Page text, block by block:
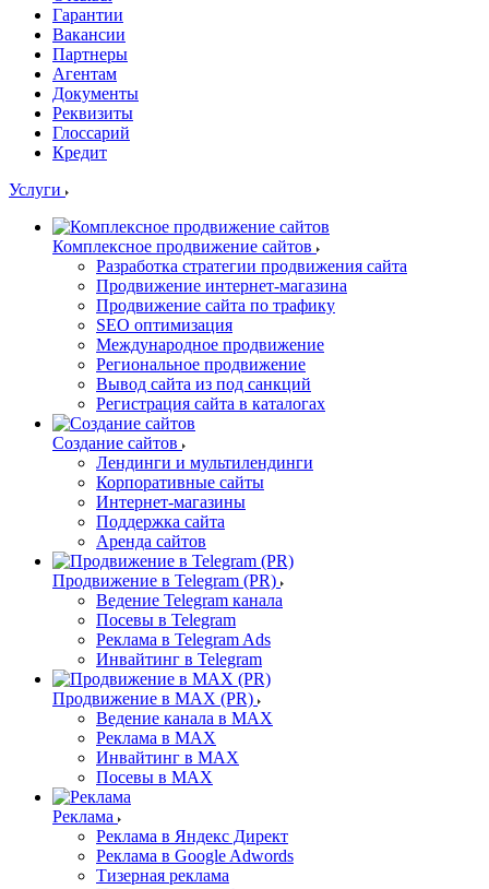
Гарантии
Вакансии
Партнеры
Агентам
Документы
Реквизиты
Глоссарий
Кредит
Услуги
Комплексное продвижение сайтов
Разработка стратегии продвижения сайта
Продвижение интернет-магазина
Продвижение сайта по трафику
SEO оптимизация
Международное продвижение
Региональное продвижение
Вывод сайта из под санкций
Регистрация сайта в каталогах
Создание сайтов
Лендинги и мультилендинги
Корпоративные сайты
Интернет-магазины
Поддержка сайта
Аренда сайтов
Продвижение в Telegram (PR)
Ведение Telegram канала
Посевы в Telegram
Реклама в Telegram Ads
Инвайтинг в Telegram
Продвижение в MAX (PR)
Ведение канала в MAX
Реклама в MAX
Инвайтинг в MAX
Посевы в MAX
Реклама
Реклама в Яндекс Директ
Реклама в Google Adwords
Тизерная реклама